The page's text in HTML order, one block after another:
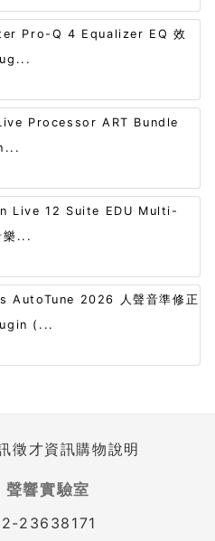
Pro-Q 4 Equalizer EQ 效
Processor ART Bundle
Live 12 Suite EDU Multi-
樂...
AutoTune 2026 人聲音準修正
(...
徵才資訊購物說明
響實驗室
23638171